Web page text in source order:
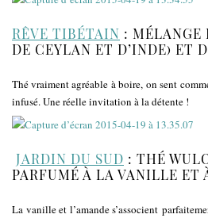
RÊVE TIBÉTAIN : MÉLANGE
DE CEYLAN ET D’INDE) ET
Thé vraiment agréable à boire, on sent
infusé. Une réelle invitation à la détente !
JARDIN DU SUD : THÉ
PARFUMÉ À LA VANILLE ET
La vanille et l’amande s’associent